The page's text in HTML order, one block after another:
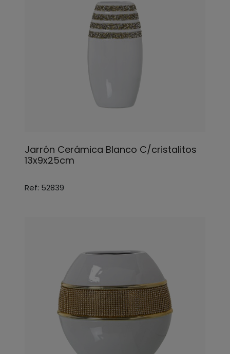
Jarrón Cerámica Blanco C/cristalitos
13x9x25cm
Ref: 52839